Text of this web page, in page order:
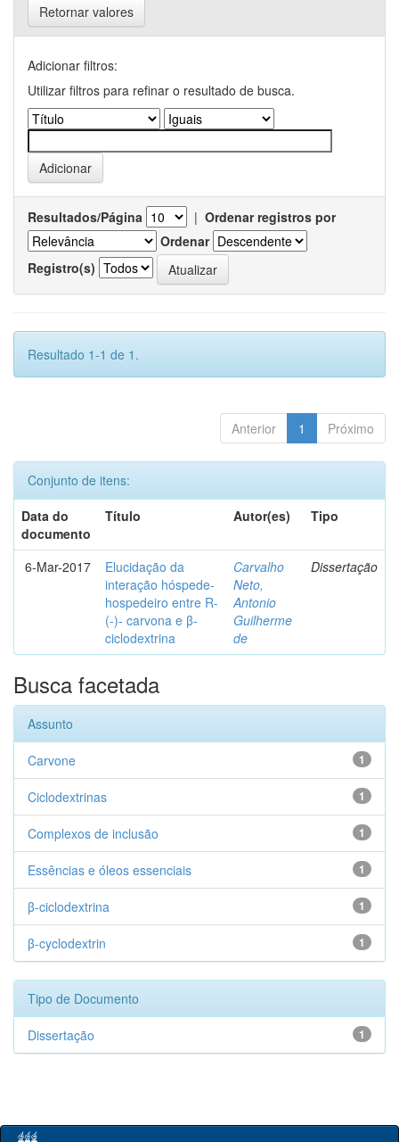
Retornar valores
Adicionar filtros:
Utilizar filtros para refinar o resultado de busca.
Resultados/Página | Ordenar registros por
Ordenar
Registro(s)
Resultado 1-1 de 1.
Anterior 1 Próximo
Conjunto de itens:
Data do
documento
Título Autor(es) Tipo
6-Mar-2017
Elucidação da
interação hóspede-
hospedeiro entre R-
(-)- carvona e β-
ciclodextrina
Carvalho
Neto,
Antonio
Guilherme
de
Dissertação
Busca facetada
Assunto
1
Carvone
1
Ciclodextrinas
1
Complexos de inclusão
1
Essências e óleos essenciais
1
β-ciclodextrina
1
β-cyclodextrin
Tipo de Documento
1
Dissertação